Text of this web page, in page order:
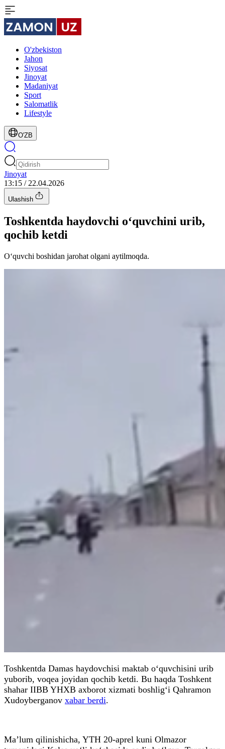
O'zbekiston
Jahon
Siyosat
Jinoyat
Madaniyat
Sport
Salomatlik
Lifestyle
O'ZB
Jinoyat
13:15 / 22.04.2026
Ulashish
Toshkentda haydovchi o‘quvchini urib,
qochib ketdi
O‘quvchi boshidan jarohat olgani aytilmoqda.
Toshkentda Damas haydovchisi maktab o‘quvchisini urib
yuborib, voqea joyidan qochib ketdi. Bu haqda Toshkent
shahar IIBB YHXB axborot xizmati boshlig‘i Qahramon
Xudoyberganov xabar berdi.
Ma’lum qilinishicha, YTH 20-aprel kuni Olmazor